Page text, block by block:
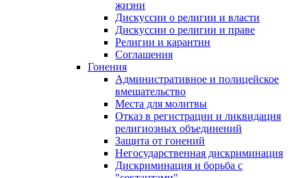
жизни
Дискуссии о религии и власти
Дискуссии о религии и праве
Религии и карантин
Соглашения
Гонения
Административное и полицейское
вмешательство
Места для молитвы
Отказ в регистрации и ликвидация
религиозных объединений
Защита от гонений
Негосударственная дискриминация
Дискриминация и борьба с